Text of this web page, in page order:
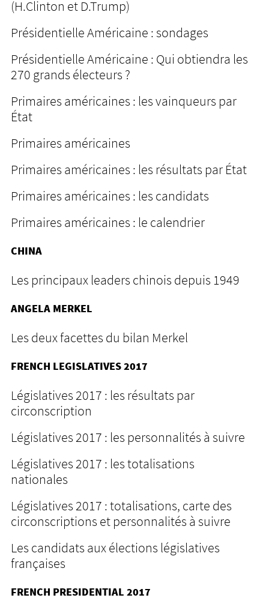
(H.Clinton et D.Trump)
Présidentielle Américaine : sondages
Présidentielle Américaine : Qui obtiendra les
270 grands électeurs ?
Primaires américaines : les vainqueurs par
État
Primaires américaines
Primaires américaines : les résultats par État
Primaires américaines : les candidats
Primaires américaines : le calendrier
CHINA
Les principaux leaders chinois depuis 1949
ANGELA MERKEL
Les deux facettes du bilan Merkel
FRENCH LEGISLATIVES 2017
Législatives 2017 : les résultats par
circonscription
Législatives 2017 : les personnalités à suivre
Législatives 2017 : les totalisations
nationales
Législatives 2017 : totalisations, carte des
circonscriptions et personnalités à suivre
Les candidats aux élections législatives
françaises
FRENCH PRESIDENTIAL 2017